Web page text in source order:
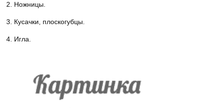
Ножницы.
Кусачки, плоскогубцы.
Игла.